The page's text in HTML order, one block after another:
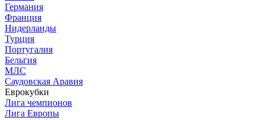
Германия
Франция
Нидерланды
Турция
Португалия
Бельгия
МЛС
Саудовская Аравия
Еврокубки
Лига чемпионов
Лига Европы